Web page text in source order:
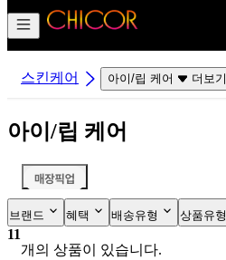
컨
텐
츠
기
앱
바
바
스킨케어 아이/립 케어 더보기
아이/립 케어
브랜드 혜택 배송유형 상품유형
11
개의 상품이 있습니다.